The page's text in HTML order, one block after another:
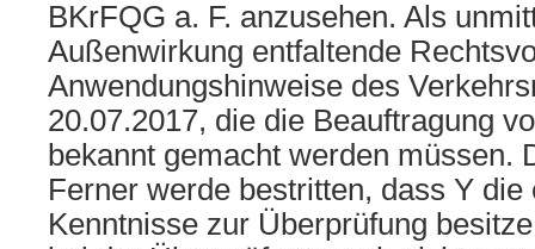
BKrFQG a. F. anzusehen. Als
Außenwirkung entfaltende
Anwendungshinweise des
20.07.2017, die die Beauftragung
bekannt gemacht werden müssen.
Ferner werde bestritten, dass Y die
Kenntnisse zur Überprüfung